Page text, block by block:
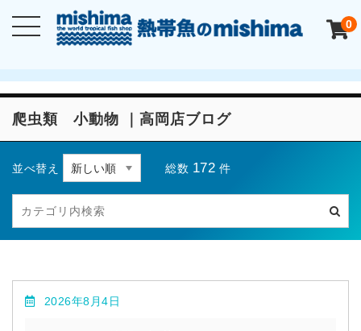
0
爬虫類 小動物 ｜高岡店ブログ
並べ替え 総数 172 件
2026年8月4日